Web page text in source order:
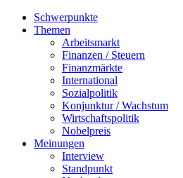
Schwerpunkte
Themen
Arbeitsmarkt
Finanzen / Steuern
Finanzmärkte
International
Sozialpolitik
Konjunktur / Wachstum
Wirtschaftspolitik
Nobelpreis
Meinungen
Interview
Standpunkt